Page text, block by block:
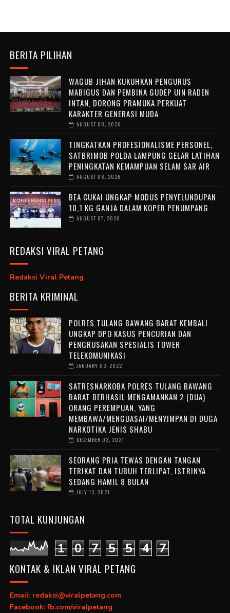
BERITA PILIHAN
WAGUB JIHAN KUKUHKAN PENGURUS
MABIGUS DAN PEMBINA GUDEP UIN RADEN
INTAN, DORONG PRAMUKA PERKUAT
KARAKTER GENERASI MUDA
AUGUST 08, 2026
TINGKATKAN PROFESIONALISME PERSONEL,
SATBRIMOB POLDA LAMPUNG GELAR LATIHAN
PENINGKATAN KEMAMPUAN SELAM SAR AIR
AUGUST 08, 2026
BEA CUKAI UNGKAP MODUS PENYELUNDUPAN
10,1 KG GANJA DALAM KOPER PENUMPANG
AUGUST 07, 2026
REDAKSI VIRAL PETANG
Redaksi Viral Petang
BERITA KRIMINAL
POLRES TULANG BAWANG BARAT KEMBALI
UNGKAP DPO KASUS PENCURIAN DAN
PENGRUSAKAN SPESIALIS TOWER
TELEKOMUNIKASI
JANUARY 03, 2022
SATRESNARKOBA POLRES TULANG BAWANG
BARAT BERHASIL MENGAMANKAN 2 (DUA)
ORANG PEREMPUAN, YANG
MEMBAWA/MENGUASAI/MENYIMPAN DI DUGA
NARKOTIKA JENIS SHABU
DECEMBER 03, 2021
SEORANG PRIA TEWAS DENGAN TANGAN
TERIKAT DAN TUBUH TERLIPAT, ISTRINYA
SEDANG HAMIL 8 BULAN
JULY 13, 2021
TOTAL KUNJUNGAN
1 0 7 5 5 4 7
KONTAK & IKLAN VIRAL PETANG
Email: redaksi@viralpetang.com
Facebook: fb.com/viralpetang